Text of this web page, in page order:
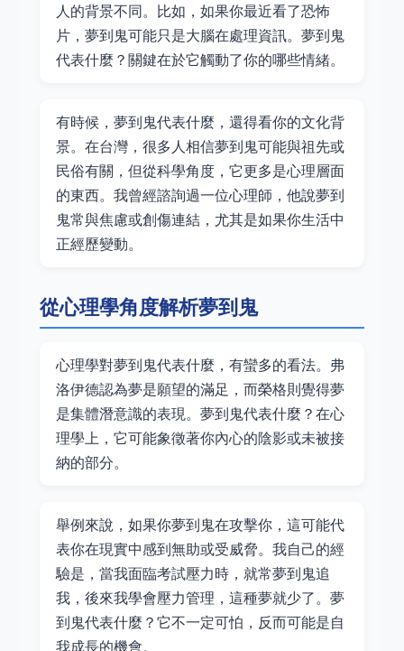
人的背景不同。比如，如果你最近看了恐怖
片，夢到鬼可能只是大腦在處理資訊。夢到鬼
代表什麼？關鍵在於它觸動了你的哪些情緒。
有時候，夢到鬼代表什麼，還得看你的文化背
景。在台灣，很多人相信夢到鬼可能與祖先或
民俗有關，但從科學角度，它更多是心理層面
的東西。我曾經諮詢過一位心理師，他說夢到
鬼常與焦慮或創傷連結，尤其是如果你生活中
正經歷變動。
從心理學角度解析夢到鬼
心理學對夢到鬼代表什麼，有蠻多的看法。弗
洛伊德認為夢是願望的滿足，而榮格則覺得夢
是集體潛意識的表現。夢到鬼代表什麼？在心
理學上，它可能象徵著你內心的陰影或未被接
納的部分。
舉例來說，如果你夢到鬼在攻擊你，這可能代
表你在現實中感到無助或受威脅。我自己的經
驗是，當我面臨考試壓力時，就常夢到鬼追
我，後來我學會壓力管理，這種夢就少了。夢
到鬼代表什麼？它不一定可怕，反而可能是自
我成長的機會。